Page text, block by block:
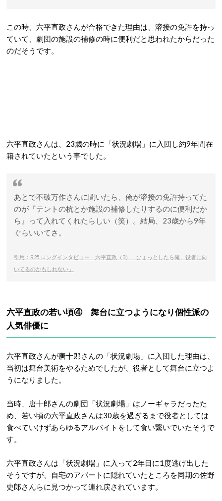
この時、六平直政さんが合格できた理由は、溶接の免許を持っ
ていて、劇団の施設の補修の時に便利だと思われたからだった
のだそうです。
六平直政さんは、23歳の時に「状況劇場」に入団し約9年間在
籍されていたという事でした。
あとで不破万作さんに聞いたら、俺が溶接の免許持ってた
のが『テントの杭とか施設の補修したりするのに便利だか
ら』って入れてくれたらしい（笑）。結局、23歳から9年
ぐらいいてさ。
引用：R25 ロングインタビュー 六平直政（3）「ひょっとしたら俺、役者に向
いてるのかもしれない」
六平直政の若い頃④ 舞台に立つようになり個性派の
人気俳優に
六平直政さんが唐十郎さんの「状況劇場」に入団した理由は、
当初は舞台美術をやるためでしたが、役者として舞台に立つよ
うになりました。
当時、唐十郎さんの劇団「状況劇場」はノーギャラだったた
め、若い頃の六平直政さんは30歳を過ぎるまで役者としては
食べていけずあらゆるアルバイトをして食い繋いでいたそうで
す。
六平直政さんは「状況劇場」に入って2年目に1度逃げ出した
そうですが、自宅のアパートに隠れていたところを同期の佐野
史郎さんらに見つかって連れ戻されています。